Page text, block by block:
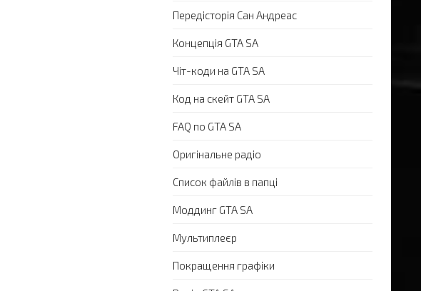
Передісторія Сан Андреас
Концепція GTA SA
Чіт-коди на GTA SA
Код на скейт GTA SA
FAQ по GTA SA
Оригінальне радіо
Список файлів в папці
Моддинг GTA SA
Мультиплеєр
Покращення графіки